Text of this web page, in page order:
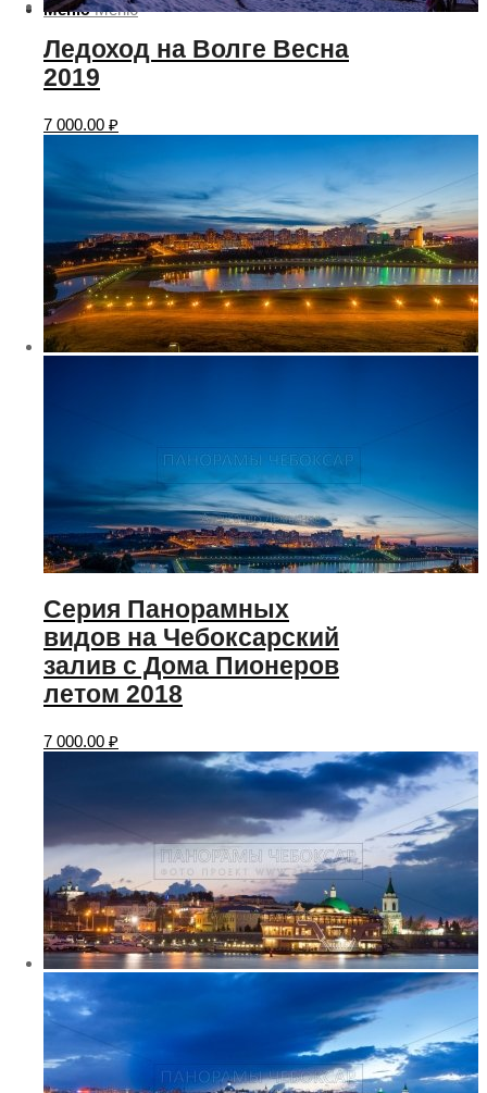
Меню Меню
Ледоход на Волге Весна
2019
7 000.00 ₽
Серия Панорамных
видов на Чебоксарский
залив с Дома Пионеров
летом 2018
7 000.00 ₽